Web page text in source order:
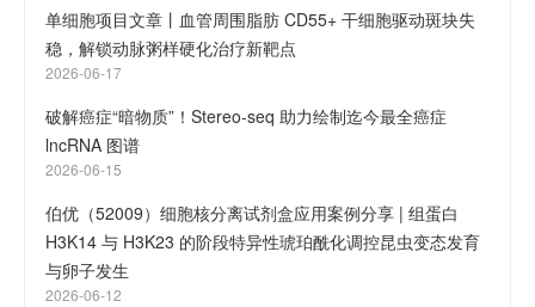
单细胞项目文章丨血管周围脂肪 CD55+ 干细胞驱动斑块失
稳，解锁动脉粥样硬化治疗新靶点
2026-06-17
破解癌症“暗物质”！Stereo-seq 助力绘制迄今最全癌症
lncRNA 图谱
2026-06-15
伯优（52009）细胞核分离试剂盒应用案例分享 | 组蛋白
H3K14 与 H3K23 的阶段特异性琥珀酰化调控昆虫变态发育
与卵子发生
2026-06-12